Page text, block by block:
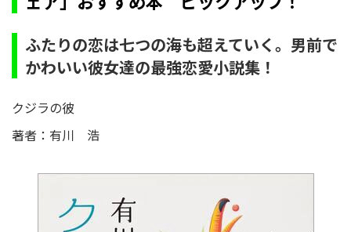
ふたりの恋は七つの海も超えていく。男前で
かわいい彼女達の最強恋愛小説集！
クジラの彼
著者：有川 浩